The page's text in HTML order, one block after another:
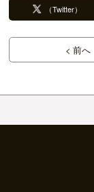
（Twitter）
< 前へ